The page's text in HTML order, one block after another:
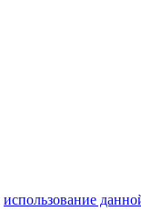
использование